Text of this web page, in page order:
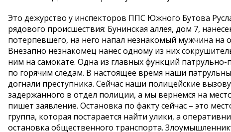
Это дежурство у инспекторов ППС Южного Бутова
рядового происшествия: Бунинская аллея, дом 7,
потерпевшего, на него напал незнакомый мужчина на
Внезапно незнакомец нанес одному из них
ним на самокате. Одна из главных функций
по горячим следам. В настоящее время наши
догнали преступника. Сейчас наши полицейские
задержанного в отдел полиции, а мы вернемся на
пишет заявление. Остановка по факту сейчас – это
группа, которая постарается найти улики, а
остановка общественного транспорта.